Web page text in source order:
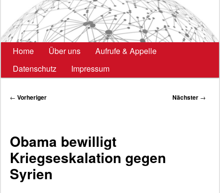
Hauptmenü
Home Über uns
Aufrufe & Appelle
Datenschutz
Impressum
Beitragsnavigation
← Vorheriger Nächster →
Obama bewilligt
Kriegseskalation gegen
Syrien